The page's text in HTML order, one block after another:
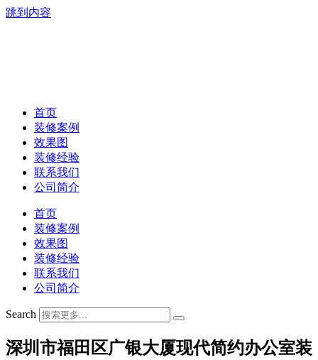
跳到内容
首页
装修案例
效果图
装修经验
联系我们
公司简介
首页
装修案例
效果图
装修经验
联系我们
公司简介
Search
深圳市福田区广银大厦现代简约办公室装